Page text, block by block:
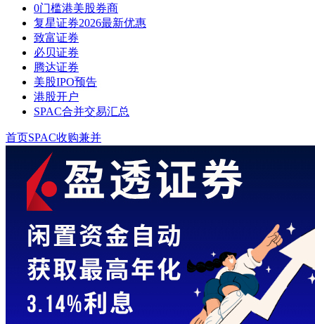
0门槛港美股券商
复星证券2026最新优惠
致富证券
必贝证券
腾达证券
美股IPO预告
港股开户
SPAC合并交易汇总
首页SPAC收购兼并